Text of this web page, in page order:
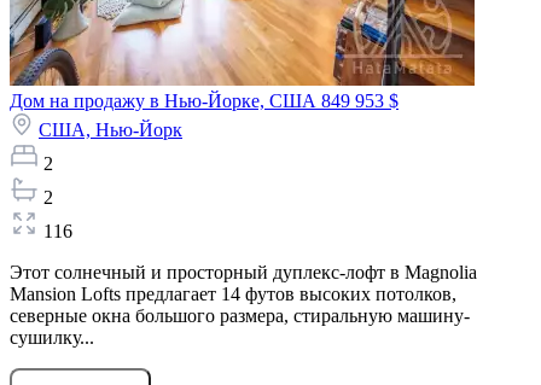
Дом на продажу в Нью-Йорке, США 849 953 $
США, Нью-Йорк
2
2
116
Этот солнечный и просторный дуплекс-лофт в Magnolia
Mansion Lofts предлагает 14 футов высоких потолков,
северные окна большого размера, стиральную машину-
сушилку...